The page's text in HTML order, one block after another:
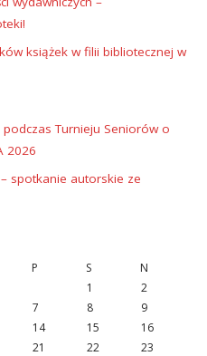
książek w filii bibliotecznej w
Turnieju Seniorów o
2026
spotkanie autorskie ze
P S
N
1
2
7 8
9
14 15
16
21 22
23